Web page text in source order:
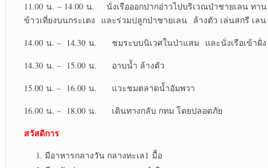
11.00 น. – 14.00 น. นั่งเรือออกปากอ่าวไปบริเวณป่าชายเลน ทาน
ข้าวเที่ยงบนกระเตง และร่วมปลูกป่าชายเลน ล้างตัว เล่นสกรี เลน
14.00 น. – 14.30 น. ชมระบบนิเวศในป่าแสม และนั่งเรือเข้าฝั่ง
14.30 น. – 15.00 น. อาบน้ำ ล้างตัว
15.00 น. – 16.00 น. แวะชมตลาดน้ำอัมพวา
16.00 น. – 18.00 น. เดินทางกลับ กทม โดยปลอดภัย
สวัสดิการ
มีอาหารกลางวัน กลางทะเล1 มื้อ